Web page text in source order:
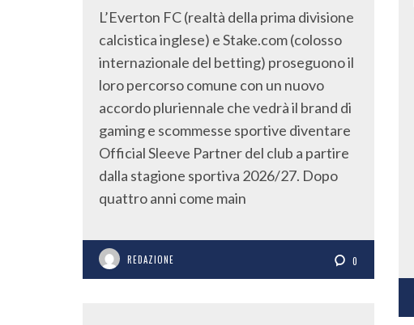
L’Everton FC (realtà della prima divisione
calcistica inglese) e Stake.com (colosso
internazionale del betting) proseguono il
loro percorso comune con un nuovo
accordo pluriennale che vedrà il brand di
gaming e scommesse sportive diventare
Official Sleeve Partner del club a partire
dalla stagione sportiva 2026/27. Dopo
quattro anni come main
REDAZIONE 0